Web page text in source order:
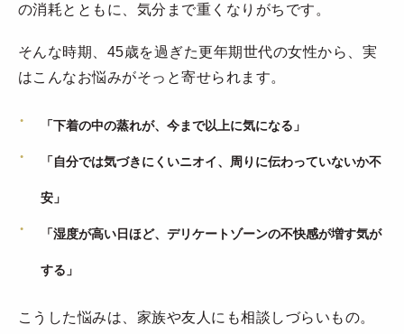
の消耗とともに、気分まで重くなりがちです。
そんな時期、45歳を過ぎた更年期世代の女性から、実
はこんなお悩みがそっと寄せられます。
「下着の中の蒸れが、今まで以上に気になる」
「自分では気づきにくいニオイ、周りに伝わっていないか不
安」
「湿度が高い日ほど、デリケートゾーンの不快感が増す気が
する」
こうした悩みは、家族や友人にも相談しづらいもの。